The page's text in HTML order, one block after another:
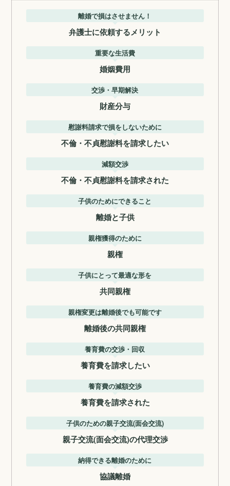
離婚で損はさせません！
弁護士に依頼するメリット
重要な生活費
婚姻費用
交渉・早期解決
財産分与
慰謝料請求で損をしないために
不倫・不貞慰謝料を請求したい
減額交渉
不倫・不貞慰謝料を請求された
子供のためにできること
離婚と子供
親権獲得のために
親権
子供にとって最適な形を
共同親権
親権変更は離婚後でも可能です
離婚後の共同親権
養育費の交渉・回収
養育費を請求したい
養育費の減額交渉
養育費を請求された
子供のための親子交流(面会交流)
親子交流(面会交流)の代理交渉
納得できる離婚のために
協議離婚